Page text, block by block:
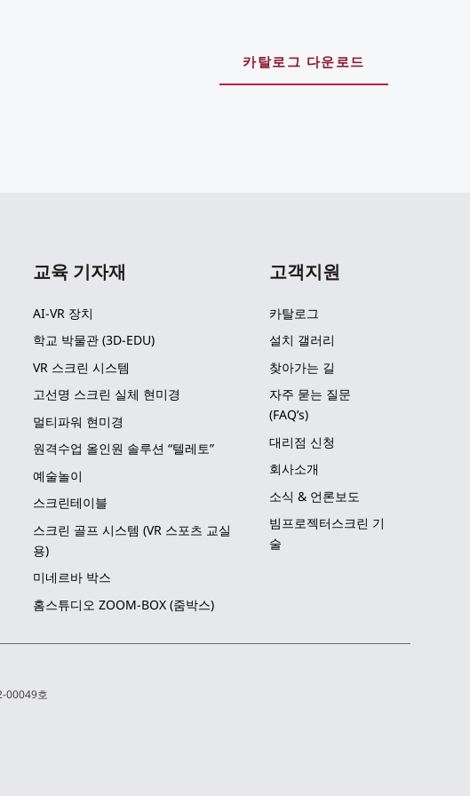
카탈로그 다운로드
교육 기자재
AI-VR 장치
학교 박물관 (3D-EDU)
VR 스크린 시스템
고선명 스크린 실체 현미경
멀티파워 현미경
원격수업 올인원 솔루션 “텔레토”
예술놀이
스크린테이블
스크린 골프 시스템 (VR 스포츠 교실
용)
미네르바 박스
홈스튜디오 ZOOM-BOX (줌박스)
고객지원
카탈로그
설치 갤러리
찾아가는 길
자주 묻는 질문
(FAQ’s)
대리점 신청
회사소개
소식 & 언론보도
빔프로젝터스크린 기
술
00049호